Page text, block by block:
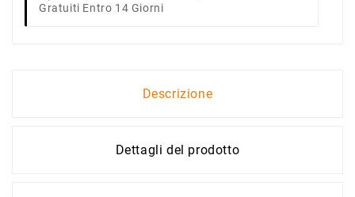
Gratuiti Entro 14 Giorni
Descrizione
Dettagli del prodotto